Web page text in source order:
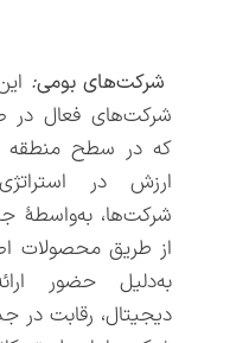
شرکت‌های بومی:
شرکت‌های فعال در
که در سطح منطقه
ارزش در
شرکت‌ها، به‌واسطۀ
از طریق محصولات
به‌دلیل حضور
دیجیتال، رقابت در